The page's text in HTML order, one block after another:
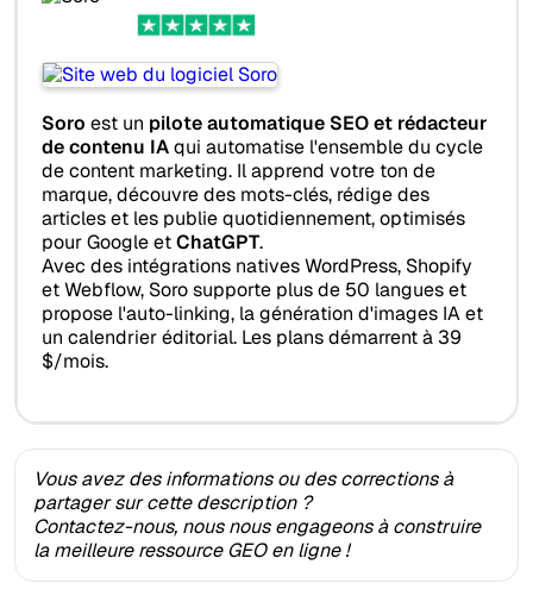
Soro est un pilote automatique SEO et rédacteur
de contenu IAqui automatise l'ensemble du cycle
de content marketing. Il apprend votre ton de
marque, découvre des mots-clés, rédige des
articles et les publie quotidiennement, optimisés
pour Google etChatGPT.
Avec des intégrations natives WordPress, Shopify
et Webflow, Soro supporte plus de 50 langues et
propose l'auto-linking, la génération d'images IA et
un calendrier éditorial. Les plans démarrent à 39
$/mois.
Vous avez des informations ou des corrections à
partager sur cette description ?
Contactez-nous, nous nous engageons à construire
la meilleure ressource GEO en ligne !